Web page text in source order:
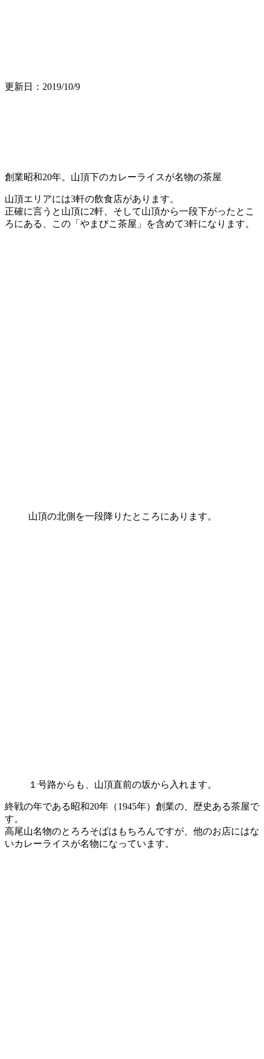
更新日： 2019/10/9
創業昭和20年。山頂下のカレーライスが名物の茶屋
山頂エリアには3軒の飲食店があります。
正確に言うと山頂に2軒、そして山頂から一段下がったとこ
ろにある、この「やまびこ茶屋」を含めて3軒になります。
山頂の北側を一段降りたところにあります。
１号路からも、山頂直前の坂から入れます。
終戦の年である昭和20年（1945年）創業の、歴史ある茶屋で
す。
高尾山名物のとろろそばはもちろんですが、他のお店にはな
いカレーライスが名物になっています。